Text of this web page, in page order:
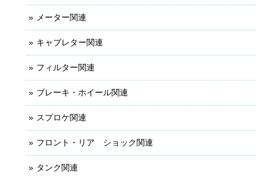
メーター関連
キャブレター関連
フィルター関連
ブレーキ・ホイール関連
スプロケ関連
フロント・リア ショック関連
タンク関連